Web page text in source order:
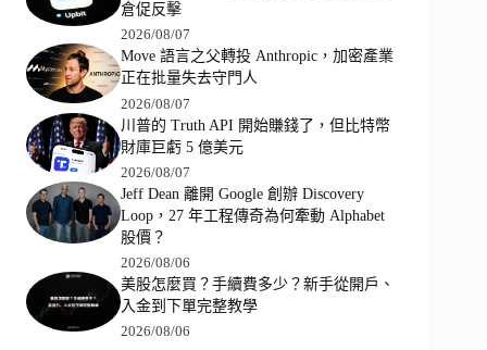
倉促反擊
2026/08/07
Move 語言之父轉投 Anthropic，加密產業
正在批量失去守門人
2026/08/07
川普的 Truth API 開始賺錢了，但比特幣
財庫巨虧 5 億美元
2026/08/07
Jeff Dean 離開 Google 創辦 Discovery
Loop，27 年工程傳奇為何牽動 Alphabet
股價？
2026/08/06
美股怎麼買？手續費多少？新手從開戶、
入金到下單完整教學
2026/08/06